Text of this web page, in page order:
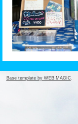
Base template by WEB MAGIC.